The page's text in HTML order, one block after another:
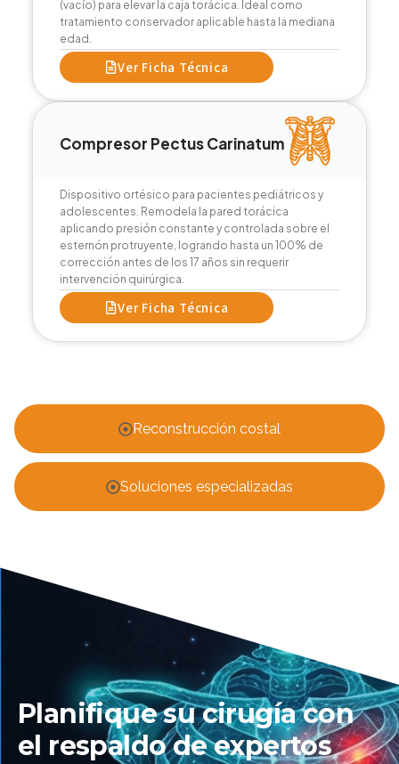
Reconstrucción costal
Soluciones especializadas
(vacío) para elevar la caja torácica. Ideal como
tratamiento conservador aplicable hasta la mediana
edad.
Ver Ficha Técnica
Compresor Pectus Carinatum
Dispositivo ortésico para pacientes pediátricos y
adolescentes. Remodela la pared torácica
aplicando presión constante y controlada sobre el
esternón protruyente, logrando hasta un 100% de
corrección antes de los 17 años sin requerir
intervención quirúrgica.
Ver Ficha Técnica
Planifique su cirugía con
el respaldo de expertos